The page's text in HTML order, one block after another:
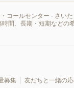
コールセンター - さい
間、長期・短期など
募集 友だちと一緒の